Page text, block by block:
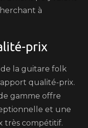
à
prix
de la guitare folk
qualité-prix.
gamme offre
et une
très compétitif.